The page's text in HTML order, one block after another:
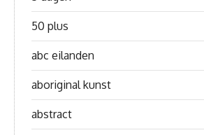
50 plus
abc eilanden
aboriginal kunst
abstract